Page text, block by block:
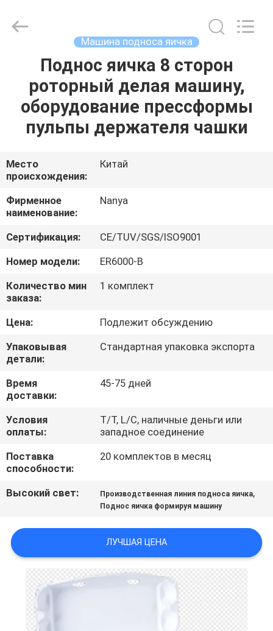
ПРОДУКТЫ
РОЛИКИ
VR
ШОУ
О
НАС
ПУТЕШЕСТВИЕ
ФАБРИКИ
ПРОВЕРКА
КАЧЕСТВА
СВЯЖИТЕСЬ
МЫ
НОВОСТИ
КАРТА
САЙТА
PRIVACY
POLICY
Equipment
Машина подноса яичка
Поднос яичка 8 сторон
роторный делая машину,
оборудование прессформы
пульпы держателя чашки
Место
происхождения:
Китай
Фирменное
наименование:
Nanya
Сертификация:
CE/TUV/SGS/ISO9001
Номер модели:
ER6000-B
Количество мин
заказа:
1 комплект
Цена:
Подлежит обсуждению
Упаковывая
детали:
Стандартная упаковка экспорта
Время
доставки:
45-75 дней
Условия
оплаты:
T/T, L/C, наличные деньги или
западное соединение
Поставка
способности:
20 комплектов в месяц
Высокий свет: Производственная линия подноса яичка,
Поднос яичка формируя машину
ЛУЧШАЯ ЦЕНА